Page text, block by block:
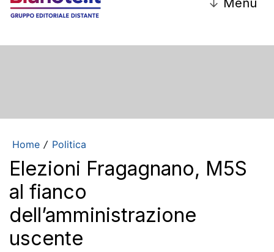
Menu
Home / Politica
Elezioni Fragagnano, M5S
al fianco
dell’amministrazione
uscente